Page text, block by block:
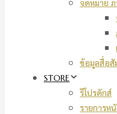
จดหมาย
ข้อมูลสื่อ
STORE
รีโปรดักส์
รายการห